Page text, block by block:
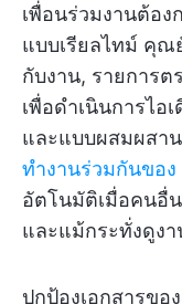
เพื่อนร่วมงานต้อง
แบบเรียลไทม์ คุณ
กับงาน, รายการ
เพื่อดำเนินการไอ
และแบบผสมผสา
ทำงานร่วมกันของ
อัตโนมัติเมื่อคนอื่
และแม้กระทั่งดูง
ปกป้องเอกสารข